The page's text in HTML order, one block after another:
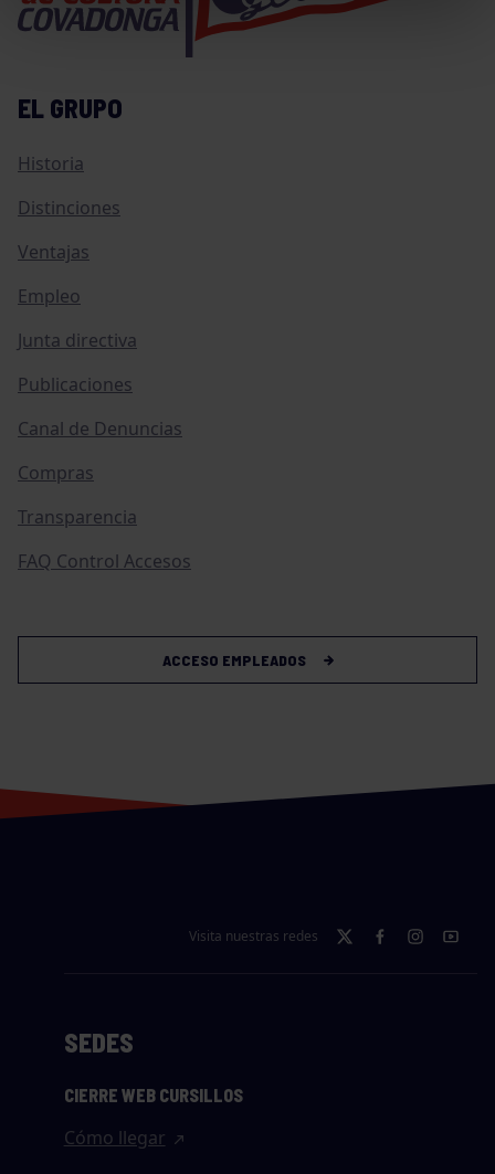
EL GRUPO
Historia
Distinciones
Ventajas
Empleo
Junta directiva
Publicaciones
Canal de Denuncias
Compras
Transparencia
FAQ Control Accesos
ACCESO EMPLEADOS
Visita nuestras redes
SEDES
CIERRE WEB CURSILLOS
Cómo llegar